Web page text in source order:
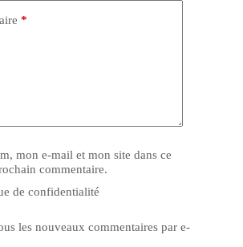
*
mon e-mail et mon site dans ce
commentaire.
de confidentialité
les nouveaux commentaires par e-